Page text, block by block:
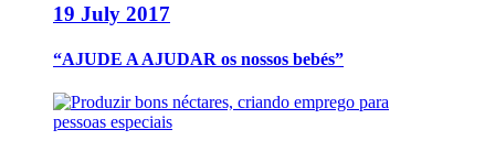
19 July 2017
“AJUDE A AJUDAR os nossos bebés”